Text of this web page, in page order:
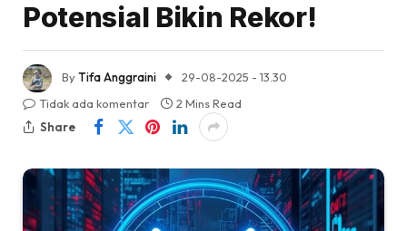
Potensial Bikin Rekor!
ByTifa Anggraini
29-08-2025 - 13.30
Tidak ada komentar
2 Mins Read
Share